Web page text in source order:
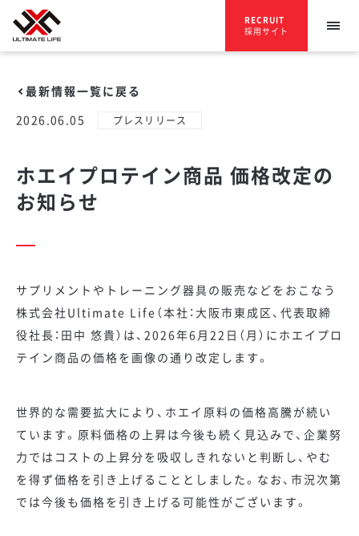
RECRUIT
採用サイト
最新情報一覧に戻る
2026.06.05
プレスリリース
ホエイプロテイン商品 価格改定の
お知らせ
サプリメントやトレーニング器具の販売などをおこなう
株式会社Ultimate Life（本社：大阪市東成区、代表取締
役社長：田中 悠貴）は、2026年6月22日（月）にホエイプロ
テイン商品の価格を画像の通り改定します。
世界的な需要拡大により、ホエイ原料の価格高騰が続い
ています。原料価格の上昇は今後も続く見込みで、企業努
力ではコストの上昇分を吸収しきれないと判断し、やむ
を得ず価格を引き上げることとしました。なお、市況次第
では今後も価格を引き上げる可能性がございます。